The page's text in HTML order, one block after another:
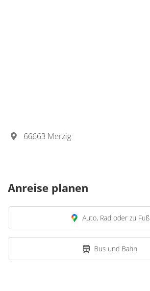
66663 Merzig
Anreise planen
Auto, Rad oder zu Fuß
Bus und Bahn